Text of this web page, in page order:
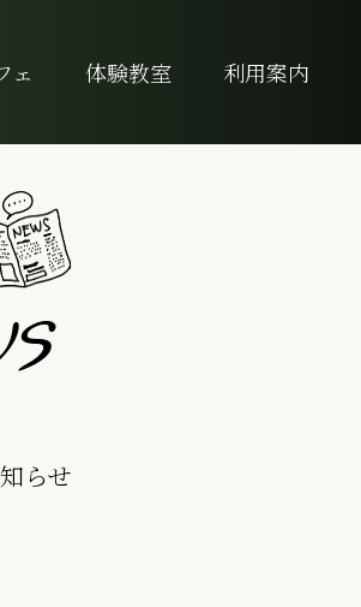
ェ 体験教室 利用案内
らせ